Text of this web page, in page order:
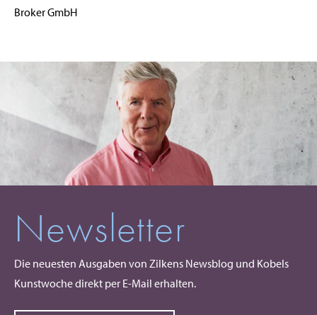
Broker GmbH
Newsletter
Die neuesten Ausgaben von Zilkens Newsblog und Kobels
Kunstwoche direkt per E-Mail erhalten.